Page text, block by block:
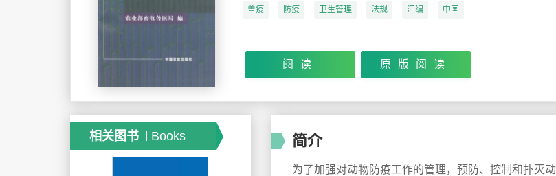
兽疫 防疫 卫生管理 法规 汇编 中国
阅读 原版阅读
简介
为了加强对动物防疫工作的管理，预防、控制和扑灭
相关图书 Books